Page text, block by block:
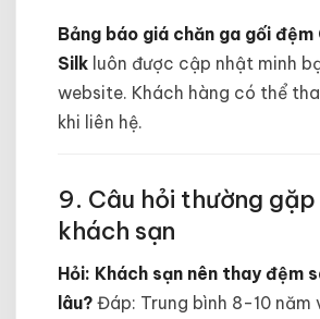
Bảng báo giá chăn ga gối đệm
Silk luôn được cập nhật minh
website. Khách hàng có thể
khi liên hệ.
9. Câu hỏi thường
khách sạn
Hỏi: Khách sạn nên thay đệm
lâu? Đáp: Trung bình 8-10 năm